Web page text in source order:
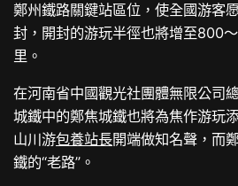
鄭州鐵路關鍵站區位，使全國游客
封，開封的游玩半徑也將增至800
里。
在河南省中國觀光社團體無限公司
城鐵中的鄭焦城鐵也將為焦作游玩
山川游包養站長開端做知名聲，而
鐵的“老路”。